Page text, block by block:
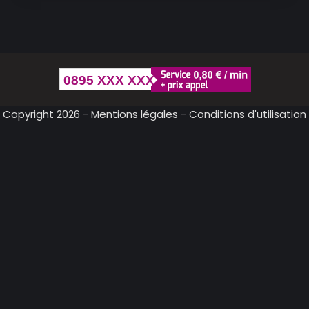
0895 XXX XXX
Copyright 2026 - Mentions légales - Conditions d'utilisation